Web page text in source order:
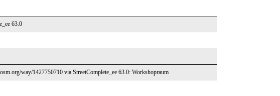
63.0
way/1427750710 via StreetComplete_ee 63.0: Workshopraum